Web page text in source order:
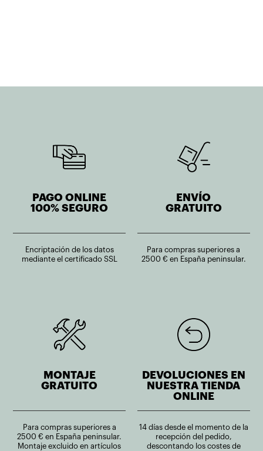
PAGO ONLINE
100% SEGURO
Encriptación de los datos
mediante el certificado SSL
ENVÍO
GRATUITO
Para compras superiores a
2500 € en España peninsular.
MONTAJE
GRATUITO
Para compras superiores a
2500 € en España peninsular.
Montaje excluido en artículos
DEVOLUCIONES EN
NUESTRA TIENDA
ONLINE
14 días desde el momento de la
recepción del pedido,
descontando los costes de